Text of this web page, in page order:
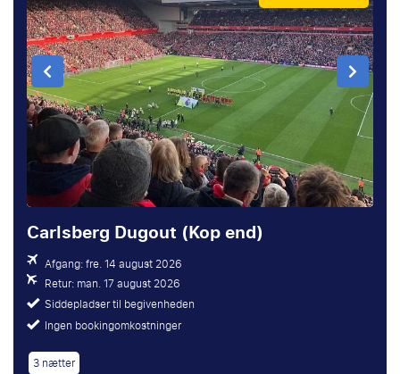
Carlsberg Dugout (Kop end)
Afgang: fre. 14 august 2026
Retur: man. 17 august 2026
Siddepladser til begivenheden
Ingen bookingomkostninger
3 nætter